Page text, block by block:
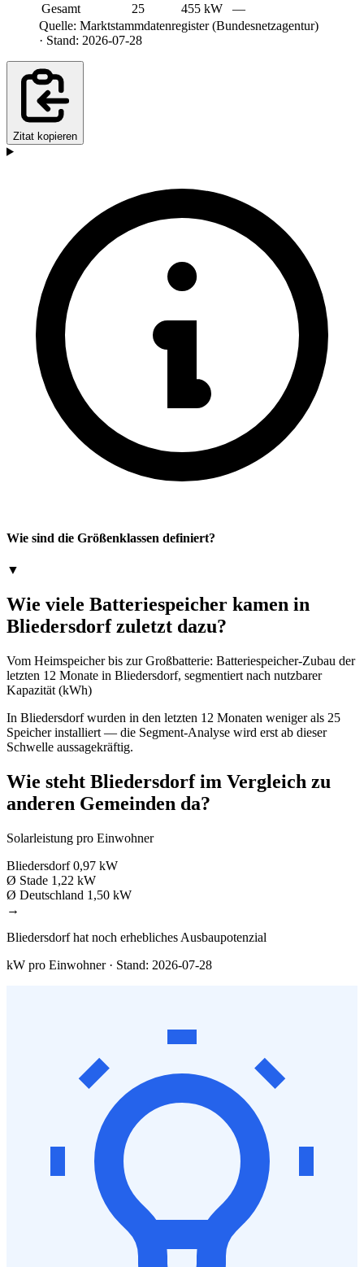
Gesamt
25 455 kW
—
Quelle: Marktstammdatenregister (Bundesnetzagentur)
· Stand: 2026-07-28
Zitat kopieren
Wie sind die Größenklassen definiert?
▼
Wie viele Batteriespeicher kamen in
Bliedersdorf zuletzt dazu?
Vom Heimspeicher bis zur Großbatterie: Batteriespeicher-Zubau der
letzten 12 Monate in Bliedersdorf, segmentiert nach nutzbarer
Kapazität (kWh)
In Bliedersdorf wurden in den letzten 12 Monaten weniger als 25
Speicher installiert — die Segment-Analyse wird erst ab dieser
Schwelle aussagekräftig.
Wie steht Bliedersdorf im Vergleich zu
anderen Gemeinden da?
Solarleistung pro Einwohner
Bliedersdorf 0,97 kW
Ø Stade 1,22 kW
Ø Deutschland 1,50 kW
→
Bliedersdorf hat noch erhebliches Ausbaupotenzial
kW pro Einwohner · Stand: 2026-07-28